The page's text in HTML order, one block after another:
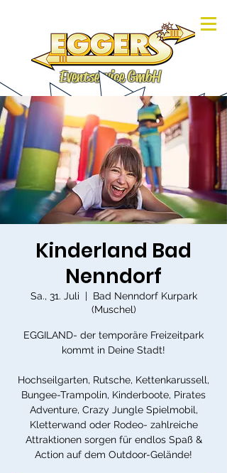
Eventservice GmbH
Kinderland Bad
Nenndorf
Sa., 31. Juli
  |
Bad Nenndorf Kurpark
(Muschel)
EGGILAND- der temporäre Freizeitpark
kommt in Deine Stadt!
Hochseilgarten, Rutsche, Kettenkarussell,
Bungee-Trampolin, Kinderboote, Pirates
Adventure, Crazy Jungle Spielmobil,
Kletterwand oder Rodeo- zahlreiche
Attraktionen sorgen für endlos Spaß &
Action auf dem Outdoor-Gelände!